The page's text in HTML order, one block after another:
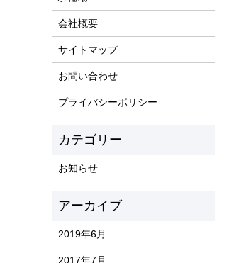
会社概要
サイトマップ
お問い合わせ
プライバシーポリシー
お知らせ
2019年6月
2017年7月